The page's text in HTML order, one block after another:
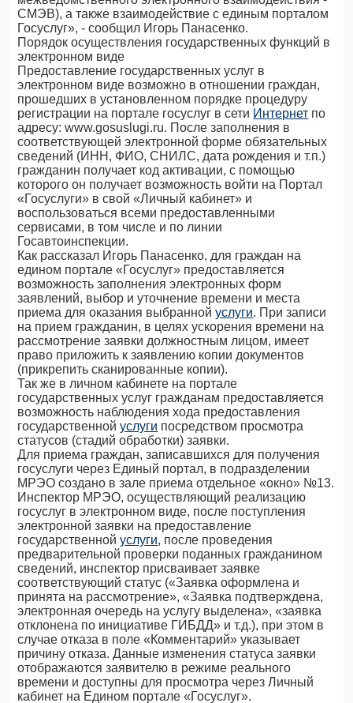
СМЭВ), а также взаимодействие с единым порталом
Госуслуг», - сообщил Игорь Панасенко.
Порядок осуществления государственных функций в
электронном виде
Предоставление государственных услуг в
электронном виде возможно в отношении граждан,
прошедших в установленном порядке процедуру
регистрации на портале госуслуг в сети Интернет по
адресу: www.gosuslugi.ru. После заполнения в
соответствующей электронной форме обязательных
сведений (ИНН, ФИО, СНИЛС, дата рождения и т.п.)
гражданин получает код активации, с помощью
которого он получает возможность войти на Портал
«Госуслуги» в свой «Личный кабинет» и
воспользоваться всеми предоставленными
сервисами, в том числе и по линии
Госавтоинспекции.
Как рассказал Игорь Панасенко, для граждан на
едином портале «Госуслуг» предоставляется
возможность заполнения электронных форм
заявлений, выбор и уточнение времени и места
приема для оказания выбраннойуслуги. При записи
на прием гражданин, в целях ускорения времени на
рассмотрение заявки должностным лицом, имеет
право приложить к заявлению копии документов
(прикрепить сканированные копии).
Так же в личном кабинете на портале
государственных услуг гражданам предоставляется
возможность наблюдения хода предоставления
государственнойуслуги посредством просмотра
статусов (стадий обработки) заявки.
Для приема граждан, записавшихся для получения
госуслуги через Единый портал, в подразделении
МРЭО создано в зале приема отдельное «окно» №13.
Инспектор МРЭО, осуществляющий реализацию
госуслуг в электронном виде, после поступления
электронной заявки на предоставление
государственнойуслуги, после проведения
предварительной проверки поданных гражданином
сведений, инспектор присваивает заявке
соответствующий статус («Заявка оформлена и
принята на рассмотрение», «Заявка подтверждена,
электронная очередь на услугу выделена», «заявка
отклонена по инициативе ГИБДД» и т.д.), при этом в
случае отказа в поле «Комментарий» указывает
причину отказа. Данные изменения статуса заявки
отображаются заявителю в режиме реального
времени и доступны для просмотра через Личный
кабинет на Едином портале «Госуслуг».